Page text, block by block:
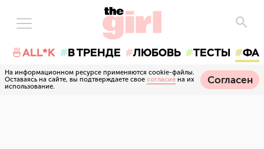
🍜ALL*K В ТРЕНДЕ ЛЮБОВЬ ТЕСТЫ
На информационном ресурсе применяются cookie-файлы.
Оставаясь на сайте, вы подтверждаете свое согласие на их
использование.
Согласен